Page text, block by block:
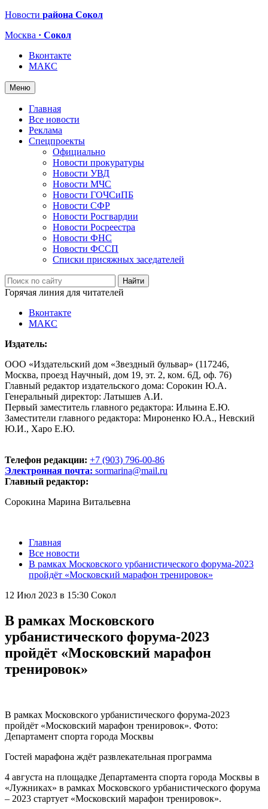
Новости района Сокол
Москва · Сокол
Вконтакте
МАКС
Меню
Главная
Все новости
Реклама
Спецпроекты
Официально
Новости прокуратуры
Новости УВД
Новости МЧС
Новости ГОЧСиПБ
Новости СФР
Новости Росгвардии
Новости Росреестра
Новости ФНС
Новости ФССП
Списки присяжных заседателей
Горячая линия для читателей
Вконтакте
МАКС
Издатель:
ООО «Издательский дом «Звездный бульвар» (117246,
Москва, проезд Научный, дом 19, эт. 2, ком. 6Д, оф. 76)
Главный редактор издательского дома: Сорокин Ю.А.
Генеральный директор: Латышев А.И.
Первый заместитель главного редактора: Ильина Е.Ю.
Заместители главного редактора: Мироненко Ю.А., Невский
Ю.И., Харо Е.Ю.
Телефон редакции: +7 (903) 796-00-86
Электронная почта: sormarina@mail.ru
Главный редактор:
Сорокина Марина Витальевна
Главная
Все новости
В рамках Московского урбанистического форума-2023
пройдёт «Московский марафон тренировок»
12 Июл 2023 в 15:30 Сокол
В рамках Московского
урбанистического форума-2023
пройдёт «Московский марафон
тренировок»
В рамках Московского урбанистического форума-2023
пройдёт «Московский марафон тренировок». Фото:
Департамент спорта города Москвы
Гостей марафона ждёт развлекательная программа
4 августа на площадке Департамента спорта города Москвы в
«Лужниках» в рамках Московского урбанистического форума
– 2023 стартует «Московский марафон тренировок».